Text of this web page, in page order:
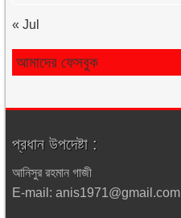
« Jul
আমাদের ফেসবুক
প্রধান উপদেষ্টা :
আনিসুর রহমান গাজী
E-mail: anis1971@gmail.com